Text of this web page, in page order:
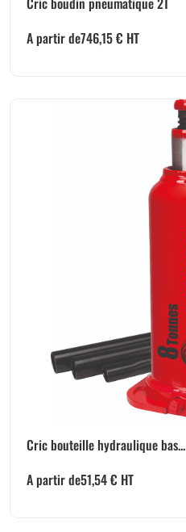
A partir de746,15€ HT
Cric bouteille hydraulique bas...
A partir de51,54€ HT